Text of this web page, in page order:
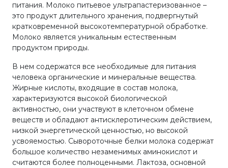
питания. Молоко питьевое ультрапастеризованное –
это продукт длительного хранения, подвергнутый
кратковременной высокотемпературной обработке.
Молоко является уникальным естественным
продуктом природы.
В нем содержатся все необходимые для питания
человека органические и минеральные вещества.
Жирные кислоты, входящие в состав молока,
характеризуются высокой биологической
активностью, они участвуют в клеточном обмене
веществ и обладают антисклеротическим действием,
низкой энергетической ценностью, но высокой
усвояемостью. Сывороточные белки молока содержат
большое количество незаменимых аминокислот и
считаются более полноценными. Лактоза, основной